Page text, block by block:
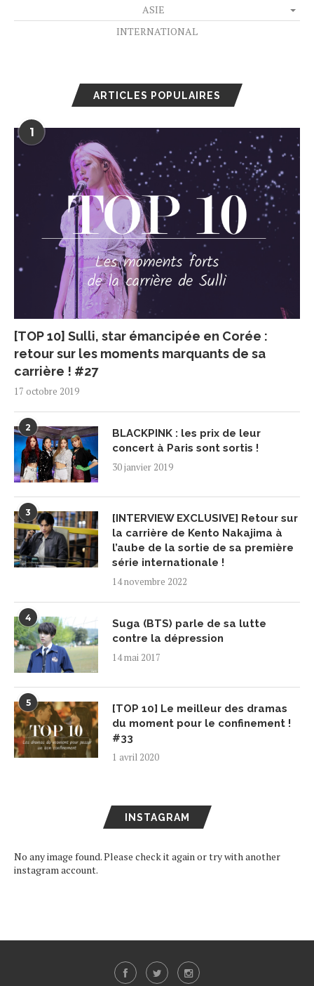
ASIE
INTERNATIONAL
ARTICLES POPULAIRES
1
[TOP 10] Sulli, star émancipée en Corée :
retour sur les moments marquants de sa
carrière ! #27
17 octobre 2019
2
BLACKPINK : les prix de leur
concert à Paris sont sortis !
30 janvier 2019
3
[INTERVIEW EXCLUSIVE] Retour sur
la carrière de Kento Nakajima à
l’aube de la sortie de sa première
série internationale !
14 novembre 2022
4
Suga (BTS) parle de sa lutte
contre la dépression
14 mai 2017
5
[TOP 10] Le meilleur des dramas
du moment pour le confinement !
#33
1 avril 2020
INSTAGRAM
No any image found. Please check it again or try with another
instagram account.